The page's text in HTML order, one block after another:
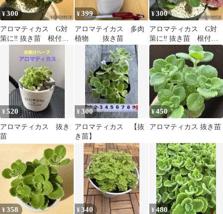
¥300
アロマティカス G対
策に‼️ 抜き苗 根付
き 2本 くも
¥399
アロマテイカス 多肉
植物 抜き苗
¥300
アロマティカス G対
策に‼️ 抜き苗 根付
き 2本 ぶたさん
¥520
アロマティカス 抜き
苗
¥300
アロマティカス 【抜
き苗】
¥450
アロマティカス 抜き苗
¥358 ¥340 ¥480